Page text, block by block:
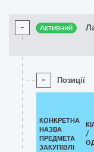
- Активний
- Позиції
КОНКРЕТНА
НАЗВА
ПРЕДМЕТА
ЗАКУПІВЛІ
/